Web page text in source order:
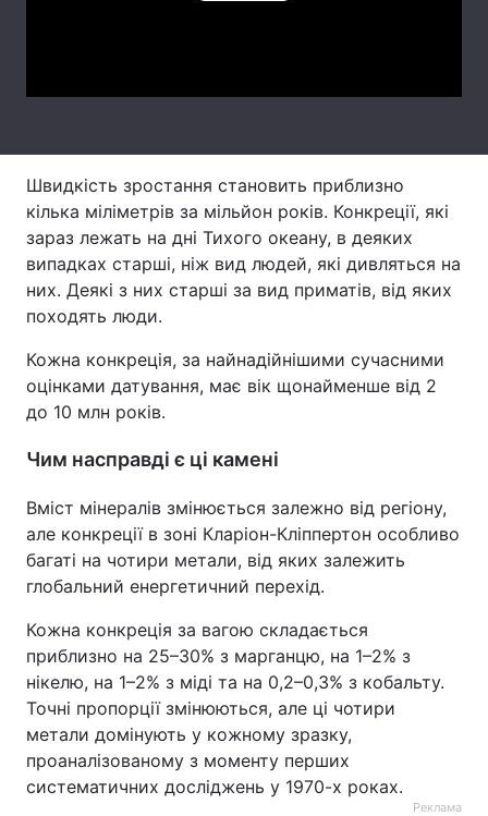
Швидкість зростання становить приблизно
кілька міліметрів за мільйон років. Конкреції, які
зараз лежать на дні Тихого океану, в деяких
випадках старші, ніж вид людей, які дивляться на
них. Деякі з них старші за вид приматів, від яких
походять люди.
Кожна конкреція, за найнадійнішими сучасними
оцінками датування, має вік щонайменше від 2
до 10 млн років.
Чим насправді є ці камені
Вміст мінералів змінюється залежно від регіону,
але конкреції в зоні Кларіон-Кліппертон особливо
багаті на чотири метали, від яких залежить
глобальний енергетичний перехід.
Кожна конкреція за вагою складається
приблизно на 25–30% з марганцю, на 1–2% з
нікелю, на 1–2% з міді та на 0,2–0,3% з кобальту.
Точні пропорції змінюються, але ці чотири
метали домінують у кожному зразку,
проаналізованому з моменту перших
систематичних досліджень у 1970-х роках.
Реклама